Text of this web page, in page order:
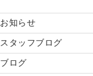
お知らせ
スタッフブログ
ブログ